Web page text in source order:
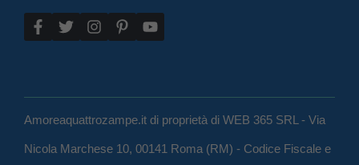
Amoreaquattrozampe.it di proprietà di WEB 365 SRL - Via
Nicola Marchese 10, 00141 Roma (RM) - Codice Fiscale e